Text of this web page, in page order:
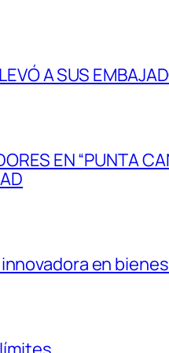
A SUS
EN “PUNTA
en